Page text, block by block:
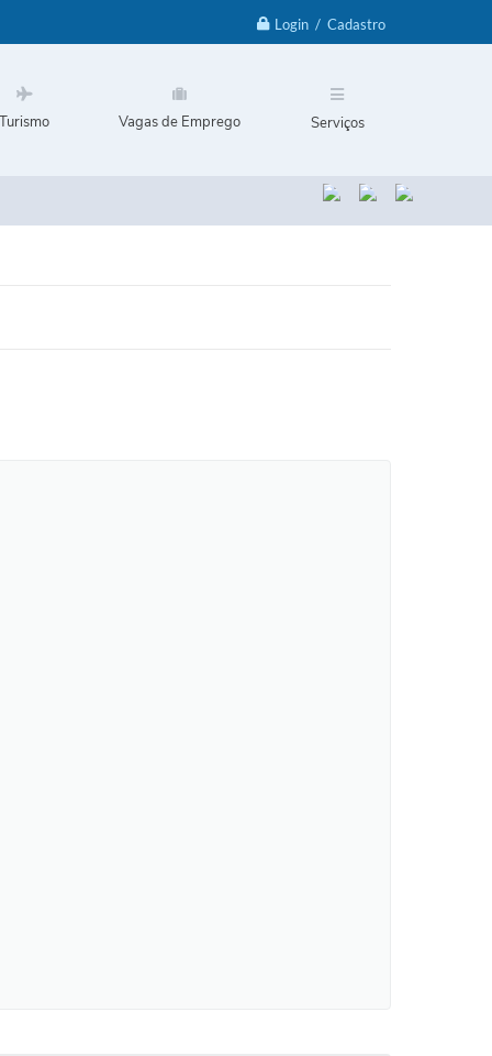
Login / Cadastro
Turismo Vagas de Emprego Serviços